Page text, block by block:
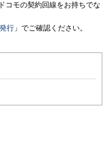
コモの契約回線をお持ちでな
行 」でご確認ください。